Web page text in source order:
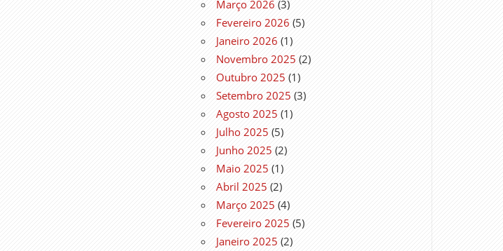
Março 2026 (3)
Fevereiro 2026 (5)
Janeiro 2026 (1)
Novembro 2025 (2)
Outubro 2025 (1)
Setembro 2025 (3)
Agosto 2025 (1)
Julho 2025 (5)
Junho 2025 (2)
Maio 2025 (1)
Abril 2025 (2)
Março 2025 (4)
Fevereiro 2025 (5)
Janeiro 2025 (2)